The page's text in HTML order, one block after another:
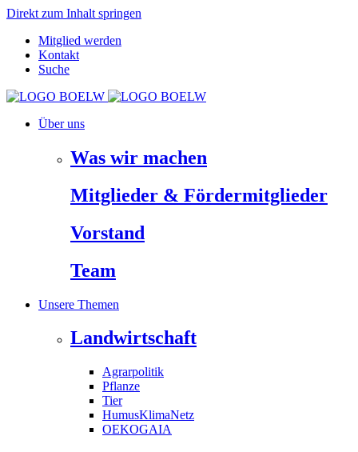
Direkt zum Inhalt springen
Mitglied werden
Kontakt
Suche
Über uns
Was wir machen
Mitglieder & Fördermitglieder
Vorstand
Team
Unsere Themen
Landwirtschaft
Agrarpolitik
Pflanze
Tier
HumusKlimaNetz
OEKOGAIA